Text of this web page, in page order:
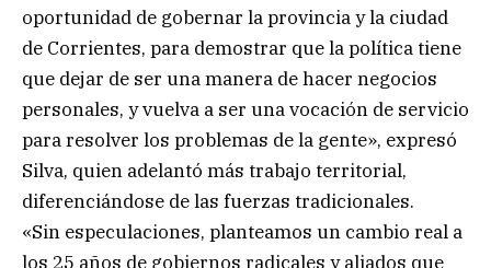
oportunidad de gobernar la provincia y la ciudad
de Corrientes, para demostrar que la política tiene
que dejar de ser una manera de hacer negocios
personales, y vuelva a ser una vocación de servicio
para resolver los problemas de la gente», expresó
Silva, quien adelantó más trabajo territorial,
diferenciándose de las fuerzas tradicionales.
«Sin especulaciones, planteamos un cambio real a
los 25 años de gobiernos radicales y aliados que